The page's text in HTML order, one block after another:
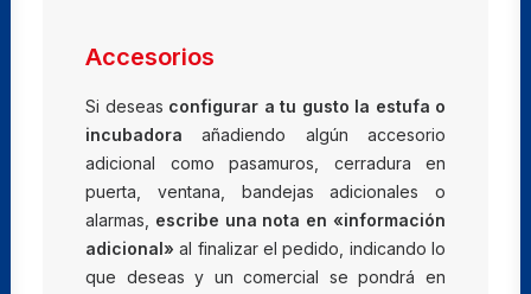
Accesorios
Si deseas configurar a tu gusto la estufa o
incubadora añadiendo algún accesorio
adicional como pasamuros, cerradura en
puerta, ventana, bandejas adicionales o
alarmas, escribe una nota en «información
adicional» al finalizar el pedido, indicando lo
que deseas y un comercial se pondrá en